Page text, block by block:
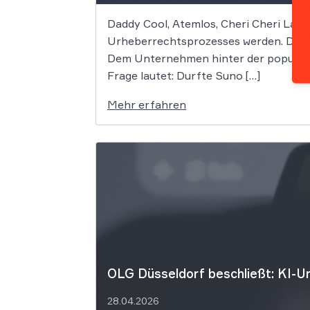
Daddy Cool, Atemlos, Cheri Cheri
Urheberrechtsprozesses werden. Die
Dem Unternehmen hinter der
Frage lautet: Durfte Suno […]
Mehr erfahren
OLG Düsseldorf beschließt: KI-
28.04.2026